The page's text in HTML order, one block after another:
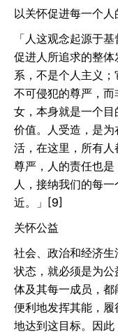
以关怀促进每一个
「人这观念起源于
促进人所追求的整
系，不是个人主义
不可侵犯的尊严，
女，本身就是一个
价值。人受造，是
活，在这里，所有
尊严，人的责任也
人，接纳我们的每
近。」[9]
关怀公益
社会、政治和经济
状态，就必须是为
体及其每一成员，
便利地发挥其能，
地达到这目标。因